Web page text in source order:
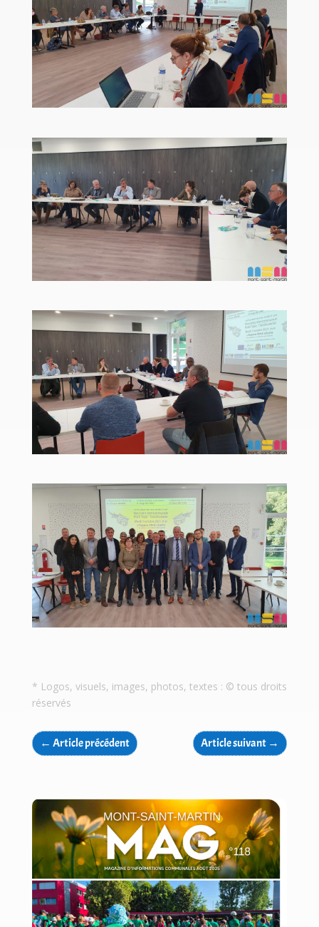
* Logos, visuels, images, photos, textes : © tous droits
réservés
← Article précédent Article suivant →